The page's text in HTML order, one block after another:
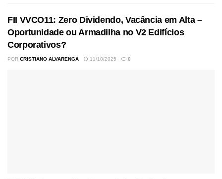
FII VVCO11: Zero Dividendo, Vacância em Alta –
Oportunidade ou Armadilha no V2 Edifícios
Corporativos?
POR CRISTIANO ALVARENGA 11/10/2025 0